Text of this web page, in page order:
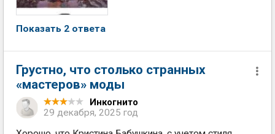
Показать 2 ответа
Грустно, что столько странных
«мастеров» моды
Инкогнито
29 декабря, 2025 год